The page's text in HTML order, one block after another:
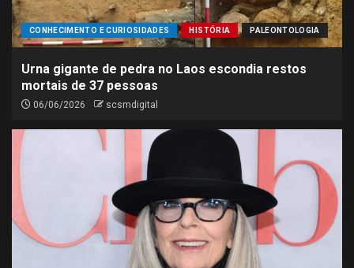
CONHECIMENTO E CURIOSIDADES HISTÓRIA PALEONTOLOGIA
Urna gigante de pedra no Laos escondia restos
mortais de 37 pessoas
06/06/2026 scsmdigital